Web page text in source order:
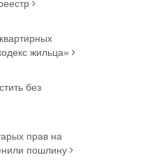
жильца»
без
прав на
пошлину